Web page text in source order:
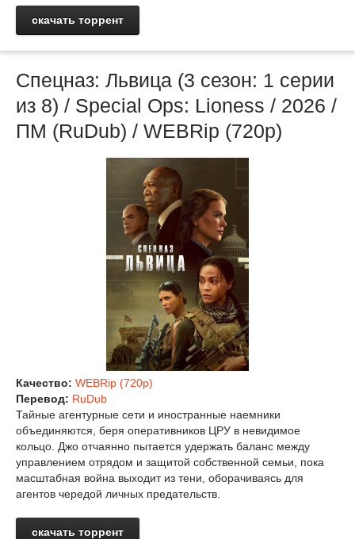
скачать торрент
Спецназ: Львица (3 сезон: 1 серии
из 8) / Special Ops: Lioness / 2026 /
ПМ (RuDub) / WEBRip (720р)
Качество: WEBRip (720p)
Перевод: RuDub
Тайные агентурные сети и иностранные наемники
объединяются, беря оперативников ЦРУ в невидимое
кольцо. Джо отчаянно пытается удержать баланс между
управлением отрядом и защитой собственной семьи, пока
масштабная война выходит из тени, оборачиваясь для
агентов чередой личных предательств.
скачать торрент